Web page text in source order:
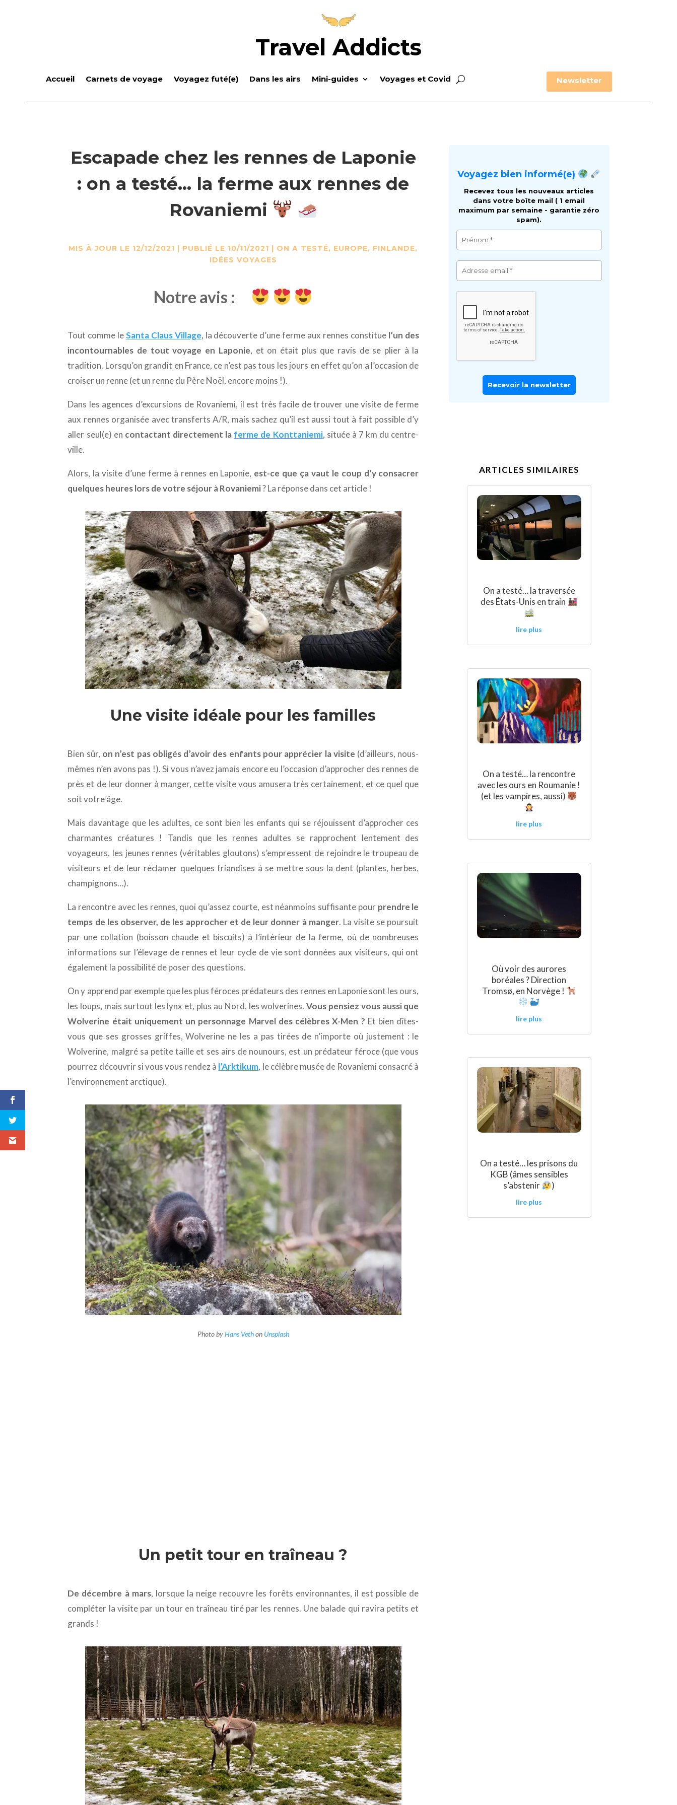
Travel Addicts
Accueil Carnets de voyage Voyagez futé(e) Dans les airs Mini-guides Voyages et Covid Newsletter
Escapade chez les rennes de Laponie
: on a testé… la ferme aux rennes de
Rovaniemi
MIS À JOUR LE 12/12/2021 | PUBLIÉ LE 10/11/2021 | ON A TESTÉ, EUROPE, FINLANDE,
IDÉES VOYAGES
Notre avis :
Tout comme leSanta Claus Village, la découverte d’une ferme aux rennes constitue l’un des
incontournables de tout voyage en Laponie, et on était plus que ravis de se plier à la
tradition. Lorsqu’on grandit en France, ce n’est pas tous les jours en effet qu’on a l’occasion de
croiser un renne (et un renne du Père Noël, encore moins !).
Dans les agences d’excursions de Rovaniemi, il est très facile de trouver une visite de ferme
aux rennes organisée avec transferts A/R, mais sachez qu’il est aussi tout à fait possible d’y
aller seul(e) en contactant directement la ferme de Konttaniemi, située à 7 km du centre-
ville.
Alors, la visite d’une ferme à rennes en Laponie, est-ce que ça vaut le coup d’y consacrer
quelques heures lors de votre séjour à Rovaniemi? La réponse dans cet article !
Une visite idéale pour les familles
Bien sûr, on n’est pas obligés d’avoir des enfants pour apprécier la visite (d’ailleurs, nous-
mêmes n’en avons pas !). Si vous n’avez jamais encore eu l’occasion d’approcher des rennes de
près et de leur donner à manger, cette visite vous amusera très certainement, et ce quel que
soit votre âge.
Mais davantage que les adultes, ce sont bien les enfants qui se réjouissent d’approcher ces
charmantes créatures ! Tandis que les rennes adultes se rapprochent lentement des
voyageurs, les jeunes rennes (véritables gloutons) s’empressent de rejoindre le troupeau de
visiteurs et de leur réclamer quelques friandises à se mettre sous la dent (plantes, herbes,
champignons…).
La rencontre avec les rennes, quoi qu’assez courte, est néanmoins suffisante pour prendre le
temps de les observer, de les approcher et de leur donner à manger. La visite se poursuit
par une collation (boisson chaude et biscuits) à l’intérieur de la ferme, où de nombreuses
informations sur l’élevage de rennes et leur cycle de vie sont données aux visiteurs, qui ont
également la possibilité de poser des questions.
On y apprend par exemple que les plus féroces prédateurs des rennes en Laponie sont les ours,
les loups, mais surtout les lynx et, plus au Nord, les wolverines.Vous pensiez vous aussi que
Wolverine était uniquement un personnage Marvel des célèbres X-Men ? Et bien dîtes-
vous que ses grosses griffes, Wolverine ne les a pas tirées de n’importe où justement : le
Wolverine, malgré sa petite taille et ses airs de nounours, est un prédateur féroce (que vous
pourrez découvrir si vous vous rendez à l’Arktikum, le célèbre musée de Rovaniemi consacré à
l’environnement arctique).
Photo byHans Vethon Unsplash
Un petit tour en traîneau ?
De décembre à mars, lorsque la neige recouvre les forêts environnantes, il est possible de
compléter la visite par un tour en traîneau tiré par les rennes. Une balade qui ravira petits et
grands !
Voyagez bien informé(e)
Recevez tous les nouveaux articles
dans votre boîte mail ( 1 email
maximum par semaine - garantie zéro
spam).
ARTICLES SIMILAIRES
On a testé… la traversée
des États-Unis en train
lire plus
On a testé… la rencontre
avec les ours en Roumanie !
(et les vampires, aussi)
lire plus
Où voir des aurores
boréales ? Direction
Tromsø, en Norvège !
lire plus
On a testé… les prisons du
KGB (âmes sensibles
s’abstenir
)
lire plus